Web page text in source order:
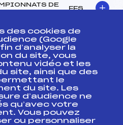
DE
DE SPRINT
FFS
DE
DE SPRINT
FFS
DE
DE RELAIS
FOND
FFS
DE
MASS-
FFS
des cookies de
(Google
d’analyser la
du site, vous
vidéo et les
site, ainsi que des
le
du site. Les
d’audience ne
qu’avec votre
Vous pouvez
ou personnaliser